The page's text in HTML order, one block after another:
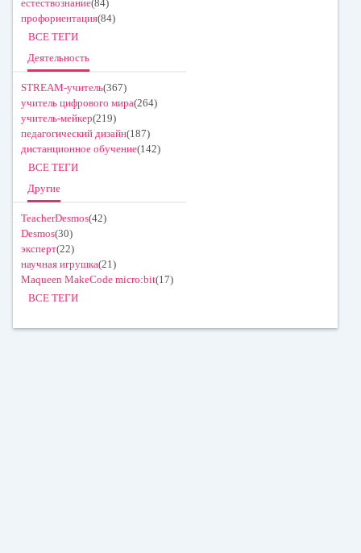
естествознание(84)
профориентация(84)
ВСЕ ТЕГИ
Деятельность
STREAM-учитель(367)
учитель цифрового мира(264)
учитель-мейкер(219)
педагогический дизайн(187)
дистанционное обучение(142)
ВСЕ ТЕГИ
Другие
TeacherDesmos(42)
Desmos(30)
эксперт(22)
научная игрушка(21)
Maqueen MakeCode micro:bit(17)
ВСЕ ТЕГИ